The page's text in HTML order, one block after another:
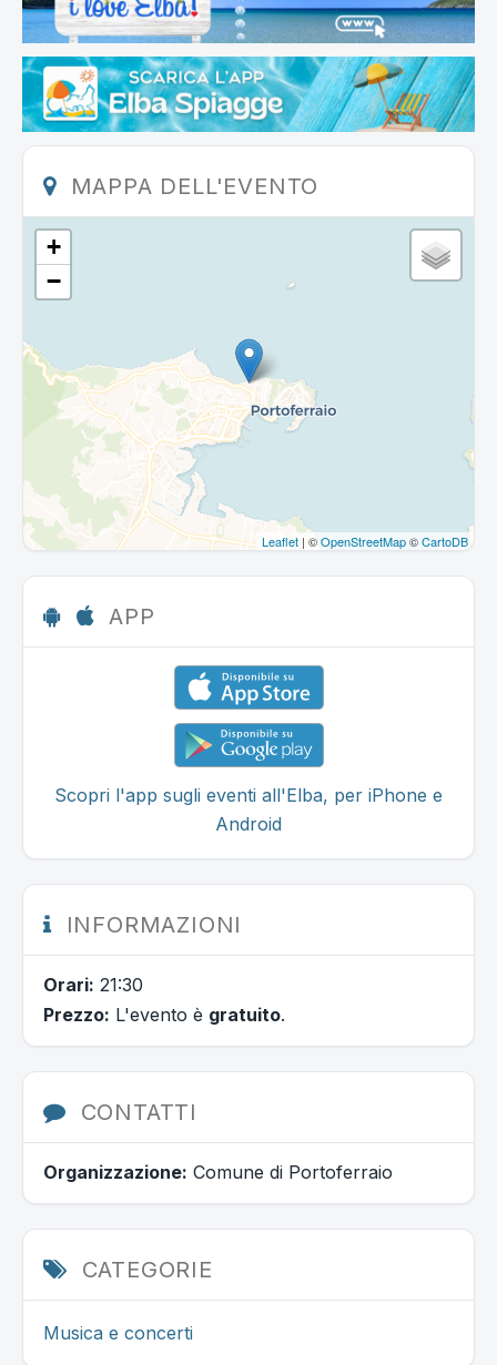
MAPPA DELL'EVENTO
+
−
Leaflet | ©OpenStreetMap©CartoDB
APP
Scopri l'app sugli eventi all'Elba, per iPhone e
Android
INFORMAZIONI
Orari: 21:30
Prezzo: L'evento è gratuito.
CONTATTI
Organizzazione: Comune di Portoferraio
CATEGORIE
Musica e concerti